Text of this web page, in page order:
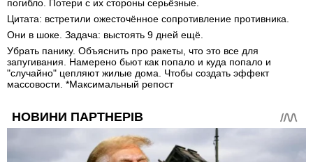
погибло. Потери с их стороны серьёзные.
Цитата: встретили ожесточённое сопротивление противника.
Они в шоке. Задача: выстоять 9 дней ещё.
Убрать панику. Объяснить про ракеты, что это все для
запугивания. Намерено бьют как попало и куда попало и
"случайно" цепляют жилые дома. Чтобы создать эффект
массовости. *Максимальный репост